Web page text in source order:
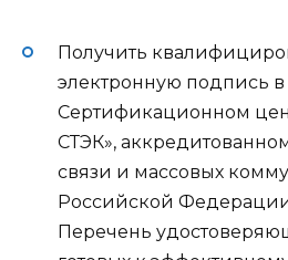
Получить
электронную подпись в
Сертификационном
СТЭК»,
связи и массовых
Российской
Перечень